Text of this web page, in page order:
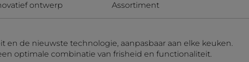
ontwerp Assortiment
de nieuwste technologie, aanpasbaar aan elke keuken.
optimale combinatie van frisheid en functionaliteit.